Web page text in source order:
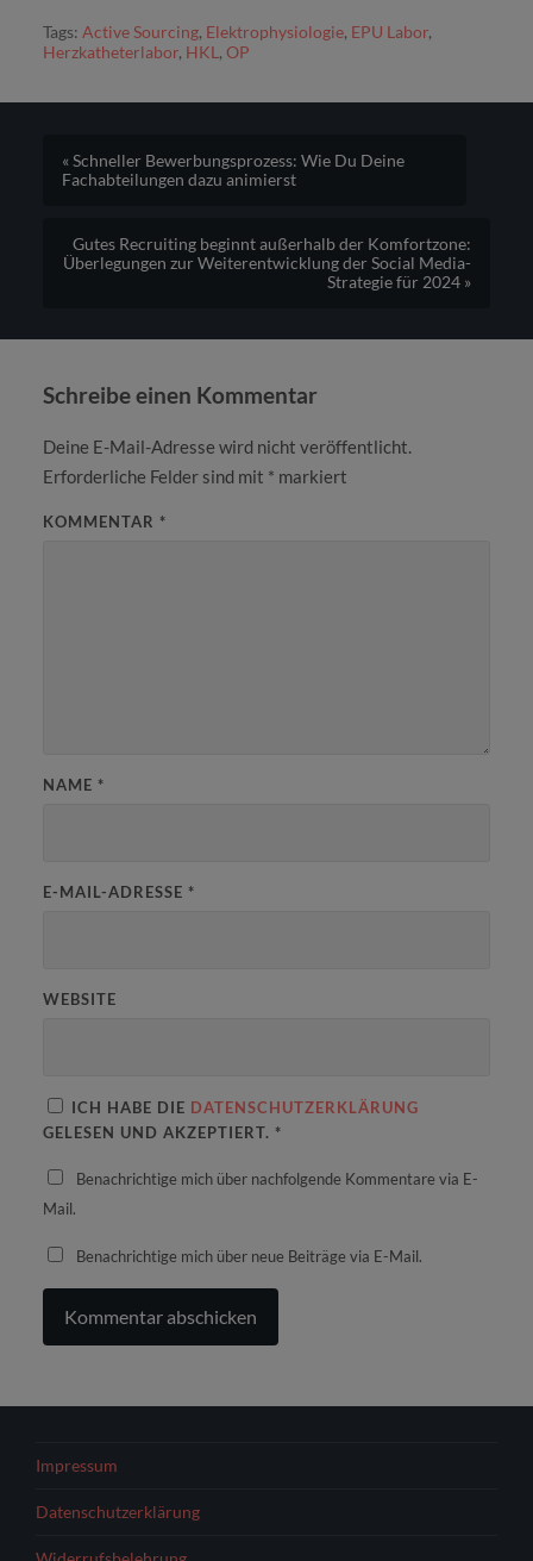
Tags: Active Sourcing, Elektrophysiologie, EPU Labor,
Herzkatheterlabor, HKL , OP
« Schneller Bewerbungsprozess: Wie Du Deine
Fachabteilungen dazu animierst
Gutes Recruiting beginnt außerhalb der Komfortzone:
Überlegungen zur Weiterentwicklung der Social Media-
Strategie für 2024 »
Schreibe einen Kommentar
Deine E-Mail-Adresse wird nicht veröffentlicht.
Erforderliche Felder sind mit * markiert
KOMMENTAR *
NAME *
E-MAIL-ADRESSE *
WEBSITE
ICH HABE DIE DATENSCHUTZERKLÄRUNG
GELESEN UND AKZEPTIERT. *
Benachrichtige mich über nachfolgende Kommentare via E-
Mail.
Benachrichtige mich über neue Beiträge via E-Mail.
Impressum
Datenschutzerklärung